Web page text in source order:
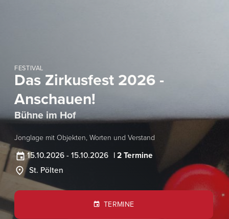
FESTIVAL
Das Zirkusfest 2026 -
Anschauen!
Bühne im Hof
Jonglage mit Objekten, Worten und Verstand
15.10.2026 -15.10.2026 | 2 Termine
St. Pölten
TERMINE